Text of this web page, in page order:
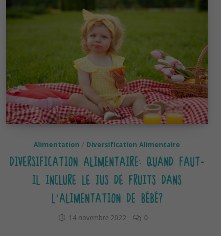
Alimentation Diversification Alimentaire
DIVERSIFICATION ALIMENTAIRE: QUAND FAUT-
IL INCLURE LE JUS DE FRUITS DANS
L’ALIMENTATION DE BÉBÉ?
14 novembre 2022 0